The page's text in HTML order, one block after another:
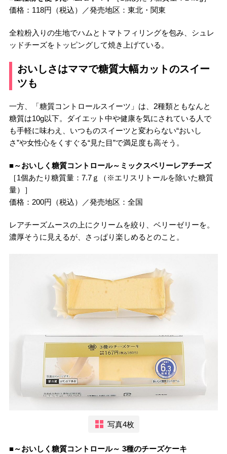
価格：118円（税込）／発売地区：東北・関東
全粒粉入りの生地でハムとトマトフィリングを包み、シュレ
ッドチーズをトッピングして焼き上げている。
おいしさはママで糖質大幅カットのスイー
ツも
一方、「糖質コントロールスイーツ」は、2種類ともなんと
糖質は10g以下。ダイエット中や健康を気にされている人で
も手軽に味わえ、いつものスイーツと変わらない“おいし
さ”や女性心をくすぐる“見た目”で満足度も高そう。
■～おいしく糖質コントロール～ミックスベリーレアチーズ
［1個あたり糖質量：7.7ｇ（※エリスリトールを除いた糖質
量）］
価格：200円（税込）／発売地区：全国
レアチーズムースの上にクリームを絞り、ベリーゼリーを。
濃厚そうに見えるが、さっぱり楽しめるとのこと。
写真4枚
■～おいしく糖質コントロール～ 3種のチーズケーキ